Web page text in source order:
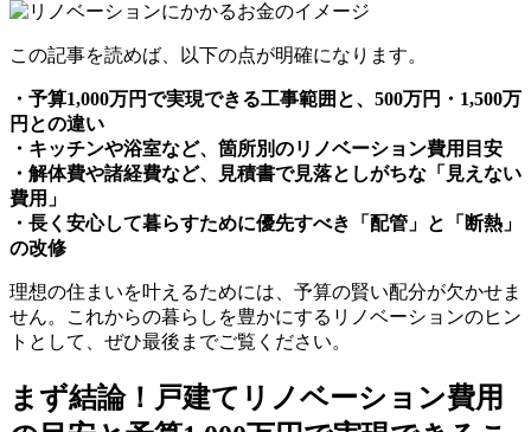
この記事を読めば、以下の点が明確になります。
・予算1,000万円で実現できる工事範囲と、500万円・1,500万
円との違い
・キッチンや浴室など、箇所別のリノベーション費用目安
・解体費や諸経費など、見積書で見落としがちな「見えない
費用」
・長く安心して暮らすために優先すべき「配管」と「断熱」
の改修
理想の住まいを叶えるためには、予算の賢い配分が欠かせま
せん。これからの暮らしを豊かにするリノベーションのヒン
トとして、ぜひ最後までご覧ください。
まず結論！戸建てリノベーション費用